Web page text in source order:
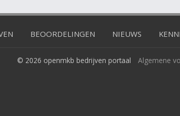
BEOORDELINGEN NIEUWS
© 2026 openmkb bedrijven portaal Algemene